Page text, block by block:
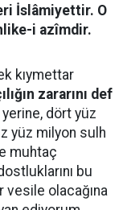
İslâmiyettir. O
i azîmdir.
kıymettar
zararını def
dört yüz
yüz milyon sulh
muhtaç
bu
vesile olacağına